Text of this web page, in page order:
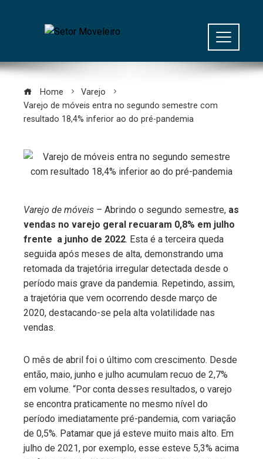
Home
Varejo
Varejo de móveis entra no segundo semestre com
resultado 18,4% inferior ao do pré-pandemia
Varejo de móveis – Abrindo o segundo semestre, as
vendas no varejo geral recuaram 0,8% em julho
frente a junho de 2022. Esta é a terceira queda
seguida após meses de alta, demonstrando uma
retomada da trajetória irregular detectada desde o
período mais grave da pandemia. Repetindo, assim,
a trajetória que vem ocorrendo desde março de
2020, destacando-se pela alta volatilidade nas
vendas.
O mês de abril foi o último com crescimento. Desde
então, maio, junho e julho acumulam recuo de 2,7%
em volume. “Por conta desses resultados, o varejo
se encontra praticamente no mesmo nível do
período imediatamente pré-pandemia, com variação
de 0,5%. Patamar que já esteve muito mais alto. Em
julho de 2021, por exemplo, esse esteve 5,3% acima